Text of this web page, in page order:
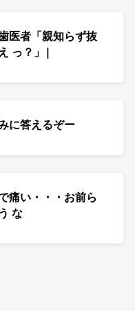
医者「親知らず抜
っ？」|
に答えるぞー
痛い・・・お前ら
な